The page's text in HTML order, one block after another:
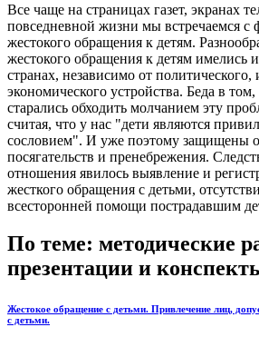
Все чаще на страницах газет, экранах
повседневной жизни мы встречаемся с
жестокого обращения к детям.
жестокого обращения к детям имелись
странах, независимо от политического,
экономического устройства. Беда в
старались обходить молчанием эту
считая, что у нас "дети являются
сословием". И уже поэтому защищены
посягательств и пренебрежения.
отношения явилось выявление и
жесткого обращения с детьми,
всесторонней помощи пострадавшим
По теме: методические
презентации и
Жестокое обращение с детьми. Привлечение лиц,
с детьми.